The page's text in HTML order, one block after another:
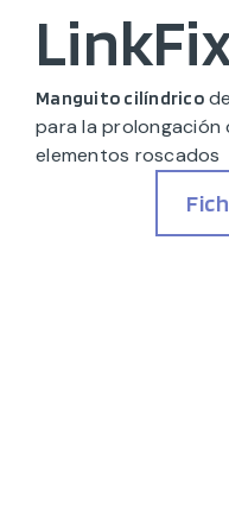
Manguito cilíndrico
para la
elementos roscados